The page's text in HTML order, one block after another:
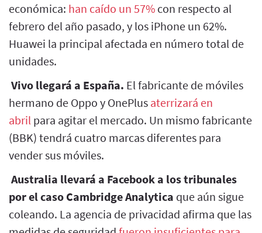
económica: han caído un 57% con respecto al
febrero del año pasado, y los iPhone un 62%.
Huawei la principal afectada en número total de
unidades.
Vivo llegará a España. El fabricante de móviles
hermano de Oppo y OnePlus aterrizará en
abril para agitar el mercado. Un mismo fabricante
(BBK) tendrá cuatro marcas diferentes para
vender sus móviles.
Australia llevará a Facebook a los tribunales
por el caso Cambridge Analytica que aún sigue
coleando. La agencia de privacidad afirma que las